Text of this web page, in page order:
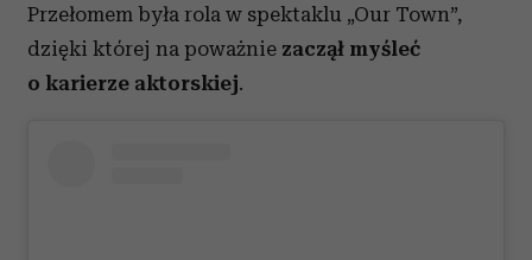
Przełomem była rola w spektaklu „Our Town”,
dzięki której na poważnie zaczął myśleć
o karierze aktorskiej.